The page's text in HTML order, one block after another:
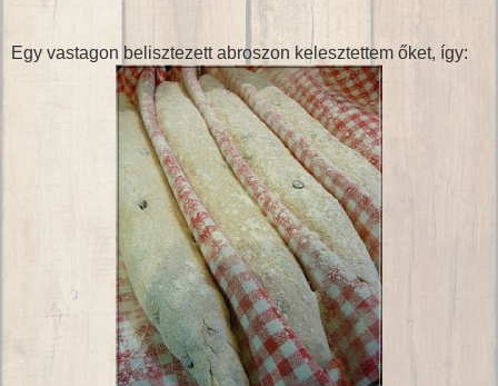
Egy vastagon belisztezett abroszon kelesztettem őket, így: